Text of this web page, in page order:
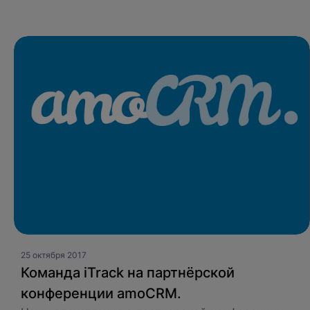
25 октября 2017
Команда iTrack на партнёрской
конференции amoCRM.
Спасибо
В ближайшее время с вами